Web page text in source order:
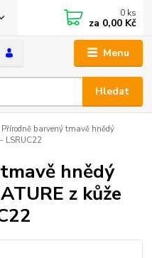
Menu
Hledat
0 ks
za 0,00 Kč
Přírodně barvený tmavě hnědý
LSRUC22
hnědý
z kůže